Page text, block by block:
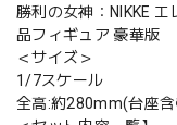
勝利の女神：NIKKE
品フィギュア 豪華版
＜サイズ＞
1/7スケール
全高:約280mm(台座含